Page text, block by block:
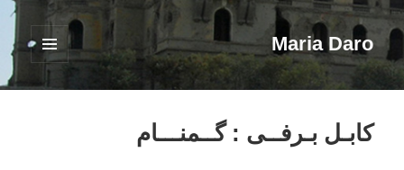
Maria Daro
فهرست
ابزارک‌ها
کابـل بـرفــی : گــمنـــام